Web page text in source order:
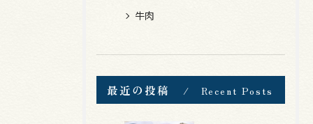
牛肉
最近の投稿 Recent Posts